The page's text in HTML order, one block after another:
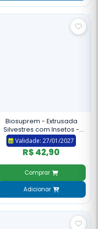
Biosuprem - Extrusada
Silvestres com Insetos -
900g
Validade: 27/01/2027
R$ 42,90
Comprar
Adicionar